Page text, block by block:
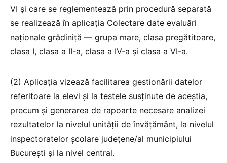
VI și care se reglementează prin procedură separată
se realizează în aplicația Colectare date evaluări
naționale grădiniță — grupa mare, clasa pregătitoare,
clasa I, clasa a II-a, clasa a IV-a și clasa a VI-a.
(2) Aplicația vizează facilitarea gestionării datelor
referitoare la elevi și la testele susținute de aceștia,
precum și generarea de rapoarte necesare analizei
rezultatelor la nivelul unității de învățământ, la nivelul
inspectoratelor școlare județene/al municipiului
București și la nivel central.